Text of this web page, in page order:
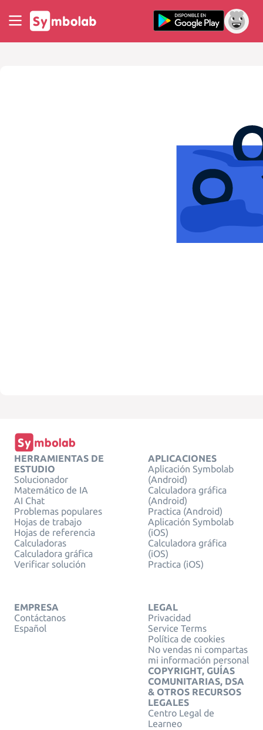
HERRAMIENTAS DE
ESTUDIO
Solucionador
Matemático de IA
AI Chat
Problemas populares
Hojas de trabajo
Hojas de referencia
Calculadoras
Calculadora gráfica
Verificar solución
APLICACIONES
Aplicación Symbolab
(Android)
Calculadora gráfica
(Android)
Practica (Android)
Aplicación Symbolab
(iOS)
Calculadora gráfica
(iOS)
Practica (iOS)
EMPRESA
Contáctanos
Español
LEGAL
Privacidad
Service Terms
Política de cookies
No vendas ni compartas
mi información personal
COPYRIGHT, GUÍAS
COMUNITARIAS, DSA
& OTROS RECURSOS
LEGALES
Centro Legal de
Learneo